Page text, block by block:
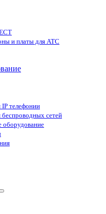
и платы для АТС
телефонии
сетей
оборудование